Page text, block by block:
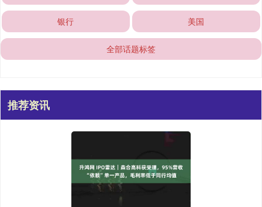
银行 美国
全部话题标签
推荐资讯